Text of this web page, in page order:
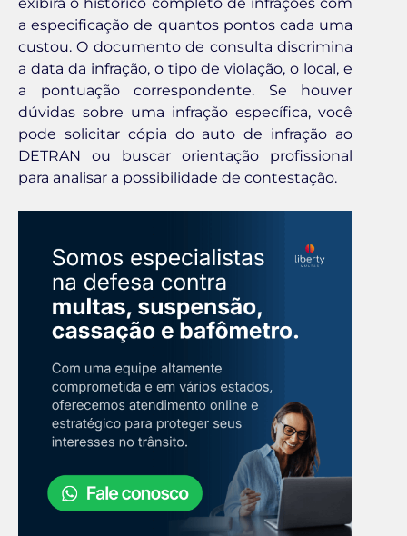
a especificação de quantos pontos cada uma
custou. O documento de consulta discrimina
a data da infração, o tipo de violação, o local, e
a pontuação correspondente. Se houver
dúvidas sobre uma infração específica, você
pode solicitar cópia do auto de infração ao
DETRAN ou buscar orientação profissional
para analisar a possibilidade de contestação.